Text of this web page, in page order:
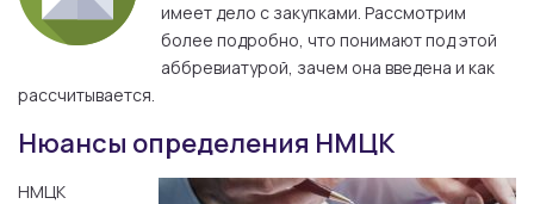
имеет дело с закупками. Рассмотрим
более подробно, что понимают под этой
аббревиатурой, зачем она введена и как
рассчитывается.
Нюансы определения НМЦК
НМЦК